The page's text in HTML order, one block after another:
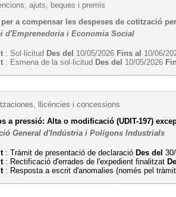
ajuts, beques i premis
a compensar les despeses de cotització
d'Emprenedoria i Economia Social
: Sol·licitud Des del 10/05/2026 Fins al 10/06/
: Esmena de la sol·licitud Des del 10/05/2026
llicències i concessions
a pressió: Alta o modificació (UDIT-197)
General d'Indústria i Polígons Industrials
: Tràmit de presentació de declaració Des del
: Rectificació d'errades de l'expedient finalitzat
: Resposta a escrit d'anomalies (només pel